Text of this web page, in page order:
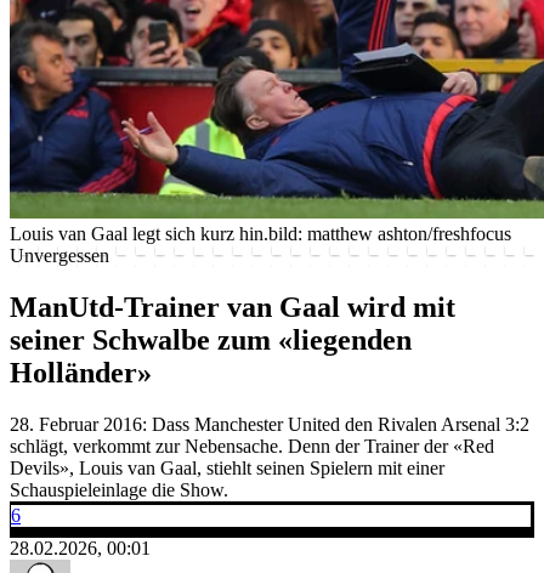
Louis van Gaal legt sich kurz hin.bild: matthew ashton/freshfocus
Unvergessen
ManUtd-Trainer van Gaal wird mit
seiner Schwalbe zum «liegenden
Holländer»
28. Februar 2016: Dass Manchester United den Rivalen Arsenal 3:2
schlägt, verkommt zur Nebensache. Denn der Trainer der «Red
Devils», Louis van Gaal, stiehlt seinen Spielern mit einer
Schauspieleinlage die Show.
6
28.02.2026, 00:01